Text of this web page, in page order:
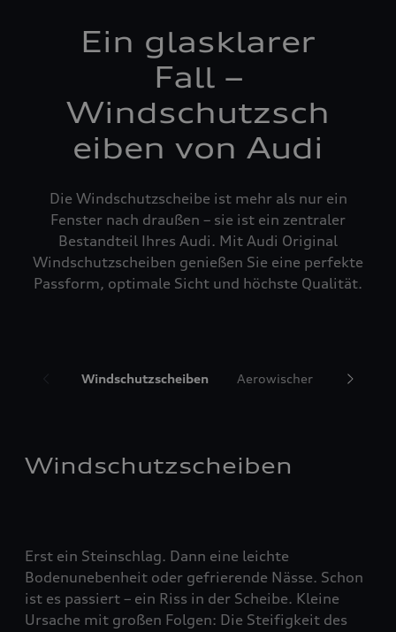
Ein glasklarer
Fall –
Windschutzsch
eiben von Audi
Die Windschutzscheibe ist mehr als nur ein
Fenster nach draußen – sie ist ein zentraler
Bestandteil Ihres Audi. Mit Audi Original
Windschutzscheiben genießen Sie eine perfekte
Passform, optimale Sicht und höchste Qualität.
Windschutzscheiben Aerowischer
Windschutzscheiben
Erst ein Steinschlag. Dann eine leichte
Bodenunebenheit oder gefrierende Nässe. Schon
ist es passiert – ein Riss in der Scheibe. Kleine
Ursache mit großen Folgen: Die Steifigkeit des